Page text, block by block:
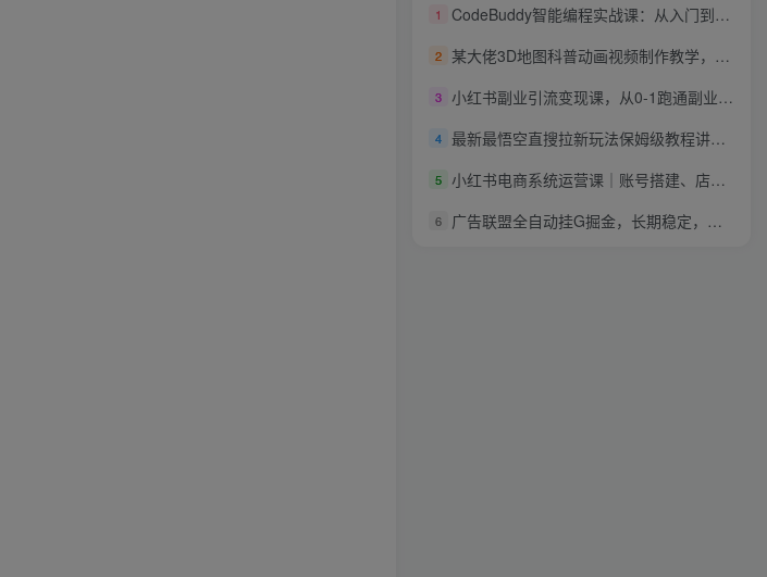
1 CodeBuddy智能编程实战课：从入门到精通掌握CLI命令配置，技能插件MCP服务全场景落地
2 某大佬3D地图科普动画视频制作教学，适合做国内视频平台或者TK中视频、油管账号，賺美金
3 小红书副业引流变现课，从0-1跑通副业项目，这一定能颠覆你传统的副业思维
4 最新最悟空直搜拉新玩法保姆级教程讲解，小白也可以日入四位数
5 小红书电商系统运营课｜账号搭建、店铺铺货、选品对标笔记全链路新手实操教程
6 广告联盟全自动挂G掘金，长期稳定，单窗口最高收益30+，可矩阵来实现更大化收益【揭秘】